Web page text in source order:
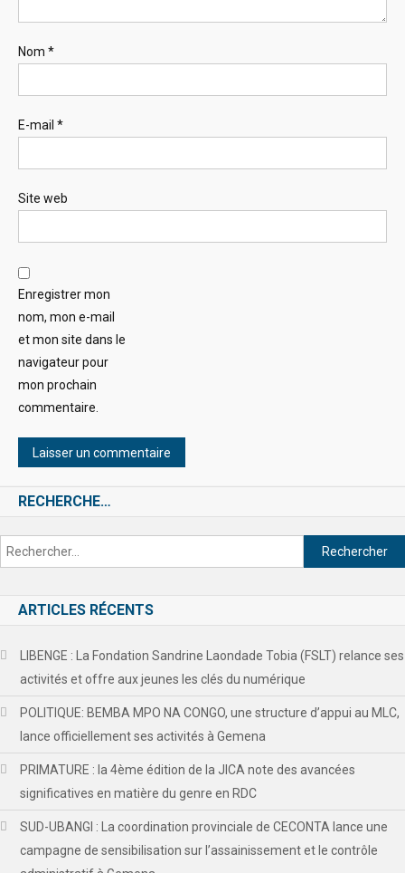
Nom *
E-mail *
Site web
Enregistrer mon
nom, mon e-mail
et mon site dans le
navigateur pour
mon prochain
commentaire.
RECHERCHE…
ARTICLES RÉCENTS
LIBENGE : La Fondation Sandrine Laondade Tobia (FSLT) relance ses
activités et offre aux jeunes les clés du numérique
POLITIQUE: BEMBA MPO NA CONGO, une structure d’appui au MLC,
lance officiellement ses activités à Gemena
PRIMATURE : la 4ème édition de la JICA note des avancées
significatives en matière du genre en RDC
SUD-UBANGI : La coordination provinciale de CECONTA lance une
campagne de sensibilisation sur l’assainissement et le contrôle